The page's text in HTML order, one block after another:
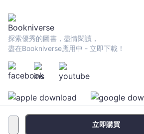
立即購買
探索優秀的圖書，盡情閱讀，
盡在Bookniverse應用中 - 立即下載！